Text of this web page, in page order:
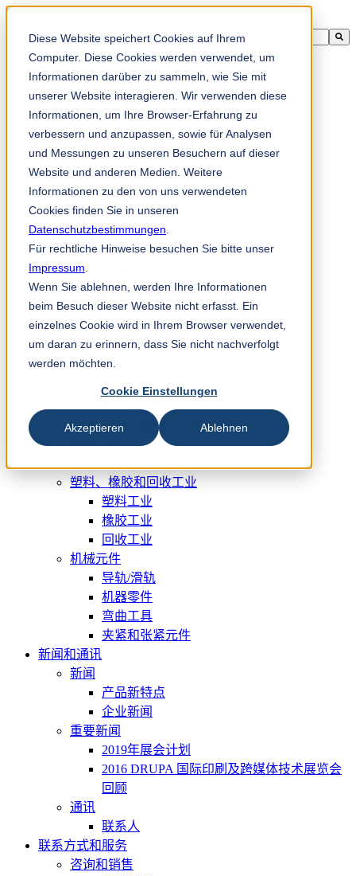
Diese Website speichert Cookies auf Ihrem
Computer. Diese Cookies werden verwendet, um
Informationen darüber zu sammeln, wie Sie mit
unserer Website interagieren. Wir verwenden diese
Informationen, um Ihre Browser-Erfahrung zu
verbessern und anzupassen, sowie für Analysen
und Messungen zu unseren Besuchern auf dieser
Website und anderen Medien. Weitere
Informationen zu den von uns verwendeten
Cookies finden Sie in unseren
Datenschutzbestimmungen
Für rechtliche Hinweise besuchen Sie bitte unser
Impressum
Wenn Sie ablehnen, werden Ihre Informationen
beim Besuch dieser Website nicht erfasst. Ein
einzelnes Cookie wird in Ihrem Browser verwendet,
um daran zu erinnern, dass Sie nicht nachverfolgt
werden möchten.
Cookie Einstellungen
Akzeptieren Ablehnen
这是一个附加了自动建议功能的搜索字段。
没有建议，因为搜索字段为空。
zh-cn
产品
造纸工业
造纸和纸浆工业
生活用纸工业
印后加工
印刷和包装工业
刮刀和耗材
折页机用刀片和易损件
木材工业
锯木工业用刀具
单板和胶合板工业用刀片
板材工业用刀片和易损件
金属工业
塑料、橡胶和回收工业
塑料工业
橡胶工业
回收工业
机械元件
导轨/滑轨
机器零件
弯曲工具
夹紧和张紧元件
新闻和通讯
新闻
产品新特点
企业新闻
重要新闻
2019年展会计划
2016 DRUPA 国际印刷及跨媒体技术展览会
回顾
通讯
联系人
联系方式和服务
咨询和销售